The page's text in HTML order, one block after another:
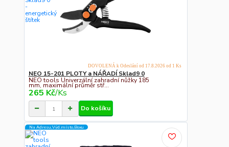
NEO 15-201 PLOTY a NÁŘADÍ Sklad9 0
NEO tools Univerzální zahradní nůžky 185
mm, maximální průměr stř...
265 Kč/Ks
DOVOLENÁ k Odeslání od 17.8.2026 od 1 Ks
Do košíku
Na Adresu,Výd.místo,Boxu